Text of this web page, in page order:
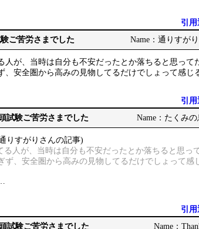
引
ご苦労さまでした Name：通りすが
人が、当時は自分も不安だったとか落ちると思っ
、安全圏から高みの見物してるだけでしょって感じ
引
試験ご苦労さまでした Name：たくみ
りすがりさんの記事)
る人が、当時は自分も不安だったとか落ちると思っ
ず、安全圏から高みの見物してるだけでしょって感
引
試験ご苦労さまでした Name：